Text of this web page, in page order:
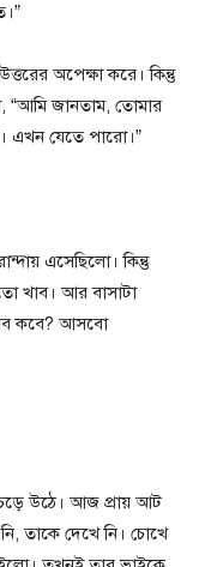
অপেক্ষা করে। কিন্তু
“আমি জানতাম, তোমার
এখন যেতে পারো।”
এসেছিলো। কিন্তু
খাব। আর বাসাটা
কবে? আসবো
উঠে। আজ প্রায় আট
তাকে দেখে নি। চোখে